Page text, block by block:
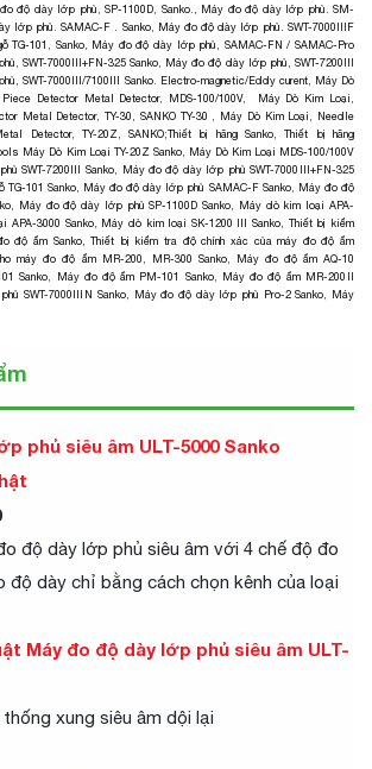
độ dày lớp phủ, SP-1100D, Sanko.
Máy đo độ dày lớp phủ. SM-
lớp phủ. SAMAC-F . Sanko,
Máy đo độ dày lớp phủ. SWT-7000ⅢF
TG-101, Sanko, Máy đo độ dày lớp phủ, SAMAC-FN / SAMAC-Pro
SWT-7000Ⅲ+FN-325 Sanko
Máy đo độ dày lớp phủ, SWT-7200Ⅲ
SWT-7000Ⅲ/7100Ⅲ Sanko. Electro-magnetic/Eddy curent,
Máy Dò
Detector Metal Detector, MDS-100/100V,
Máy Dò Kim Loại,
Metal Detector, TY-30, SANKO TY-30
Máy Dò Kim Loại, Needle
Detector, TY-20Z, SANKO;Thiết bị hãng Sanko ,Thiết bị hãng
Máy Dò Kim Loại TY-20Z Sanko,
Máy Dò Kim Loại MDS-100/100V
SWT-7200Ⅲ Sanko
Máy đo độ dày lớp phủ SWT-7000Ⅲ+FN-325
TG-101 Sanko, Máy đo độ dày lớp phủ SAMAC-F Sanko,
Máy đo độ
Máy đo độ dày lớp phủ SP-1100D Sanko
Máy dò kim loại APA-
APA-3000 Sanko, Máy dò kim loại SK-1200 III Sanko
Thiết bị kiểm
độ ẩm Sanko,Thiết bị kiểm tra độ chính xác của máy đo độ ẩm
máy đo độ ẩm MR-200, MR-300 Sanko,
Máy đo độ ẩm AQ-10
Sanko Máy đo độ ẩm PM-101 Sanko, Máy đo độ ẩm MR-200Ⅱ
SWT-7000ⅢN Sanko, Máy đo độ dày lớp phủ Pro-2 Sanko
Máy
phủ siêu âm ULT-5000 Sanko
độ dày lớp phủ siêu âm với 4 chế độ đo
độ dày chỉ bằng cách chọn kênh của loại
Máy đo độ dày lớp phủ siêu âm ULT-
xung siêu âm dội lại